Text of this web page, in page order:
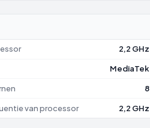
2,2 GHz
MediaTek
8
van processor 2,2 GHz